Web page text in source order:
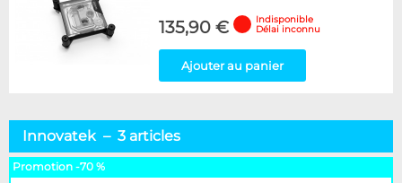
135,90 €
Indisponible
Délai inconnu
Ajouter au panier
Innovatek – 3 articles
Promotion -70 %